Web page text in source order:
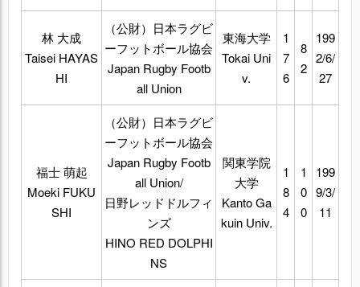
林 大成
Taisei HAYAS
HI
（公財）日本ラグビ
ーフットボール協会
Japan Rugby Footb
all Union
東海大学
Tokai Uni
v.
1
7
6
8
2
199
2/6/
27
福士 萌起
Moeki FUKU
SHI
（公財）日本ラグビ
ーフットボール協会
Japan Rugby Footb
all Union/
日野レッドドルフィ
ンズ
HINO RED DOLPHI
NS
関東学院
大学
Kanto Ga
kuin Univ.
1
8
4
1
0
0
199
9/3/
11